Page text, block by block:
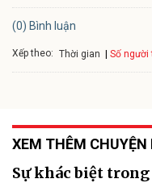
(0) Bình luận
Xếp theo: Thời gian Số người
XEM THÊM
Sự khác biệt trong